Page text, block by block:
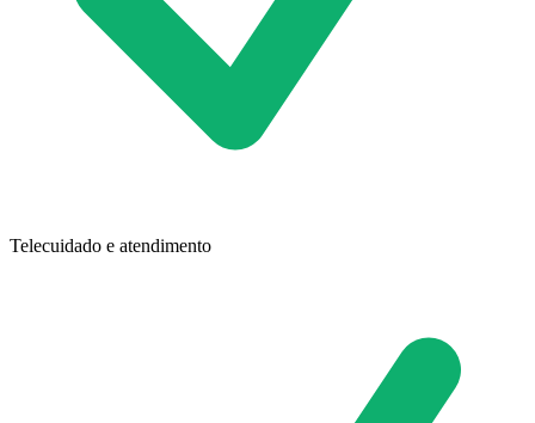
Telecuidado e atendimento